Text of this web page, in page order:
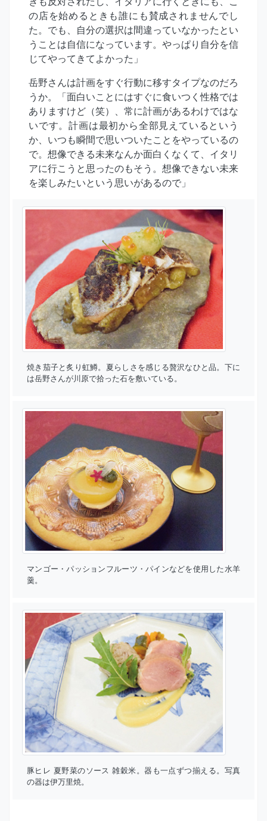
の店を始めるときも誰にも賛成されませんでし
た。でも、自分の選択は間違っていなかったとい
うことは自信になっています。やっぱり自分を信
じてやってきてよかった」
岳野さんは計画をすぐ行動に移すタイプなのだろ
うか。「面白いことにはすぐに食いつく性格では
ありますけど（笑）、常に計画があるわけではな
いです。計画は最初から全部見えているという
か、いつも瞬間で思いついたことをやっているの
で。想像できる未来なんか面白くなくて、イタリ
アに行こうと思ったのもそう。想像できない未来
を楽しみたいという思いがあるので」
焼き茄子と炙り虹鱒。夏らしさを感じる贅沢なひと品。下に
は岳野さんが川原で拾った石を敷いている。
マンゴー・パッションフルーツ・パインなどを使用した水羊
羹。
豚ヒレ 夏野菜のソース 雑穀米。器も一点ずつ揃える。写真
の器は伊万里焼。